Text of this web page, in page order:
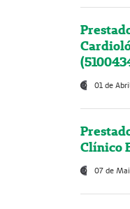
01 de
Clínico
07 de